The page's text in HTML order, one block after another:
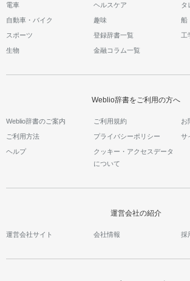
電車 ヘルスケア タ
自動車・バイク 趣味 船
スポーツ 登録辞書一覧 工
生物 金融コラム一覧
Weblio辞書をご利用の方へ
Weblio辞書のご案内 ご利用規約 お
ご利用方法 プライバシーポリシー サ
ヘルプ
クッキー・アクセスデータ
について
運営会社の紹介
運営会社サイト 会社情報 採